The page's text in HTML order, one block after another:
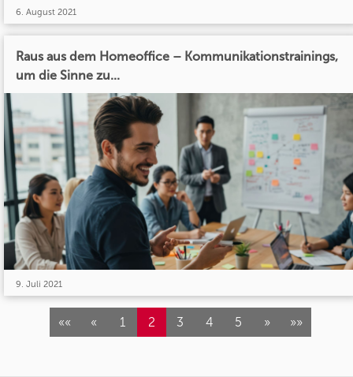
6. August 2021
Raus aus dem Homeoffice – Kommunikationstrainings,
um die Sinne zu...
9. Juli 2021
«« « 1 2 3 4 5 » »»